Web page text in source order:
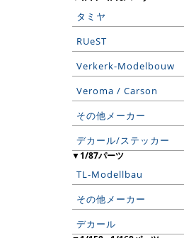
タミヤ
RUeST
Verkerk-Modelbouw
Veroma / Carson
その他メーカー
デカール/ステッカー
▼1/87パーツ
TL-Modellbau
その他メーカー
デカール